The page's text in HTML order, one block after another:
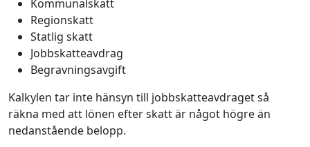
Kommunalskatt
Regionskatt
Statlig skatt
Jobbskatteavdrag
Begravningsavgift
Kalkylen tar inte hänsyn till jobbskatteavdraget så
räkna med att lönen efter skatt är något högre än
nedanstående belopp.